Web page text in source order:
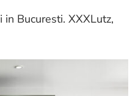
Bucuresti. XXXLutz,